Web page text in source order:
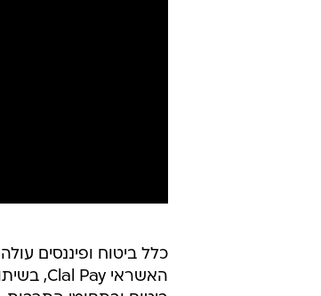
כלל ביטוח ופיננסים